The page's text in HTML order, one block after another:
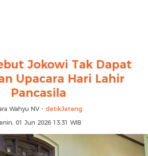
Jokowi Tak Dapat
Upacara Hari Lahir
Pancasila
Wahyu NV - detikJateng
01 Jun 2026 13:31 WIB